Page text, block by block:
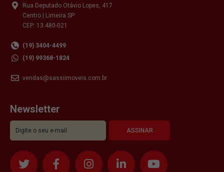
Rua Deputado Otávio Lopes, 417
Centro | Limeira SP
CEP: 13.480-021
(19) 3404-4499
(19) 99368-1824
vendas@sassiimoveis.com.br
Newsletter